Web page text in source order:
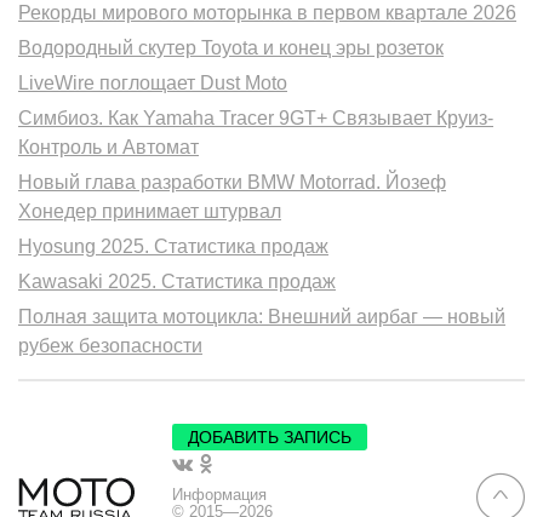
Рекорды мирового моторынка в первом квартале 2026
Водородный скутер Toyota и конец эры розеток
LiveWire поглощает Dust Moto
Симбиоз. Как Yamaha Tracer 9GT+ Связывает Круиз-
Контроль и Автомат
Новый глава разработки BMW Motorrad. Йозеф
Хонедер принимает штурвал
Hyosung 2025. Статистика продаж
Kawasaki 2025. Статистика продаж
Полная защита мотоцикла: Внешний аирбаг — новый
рубеж безопасности
ДОБАВИТЬ ЗАПИСЬ
Информация
© 2015—2026